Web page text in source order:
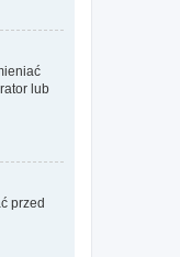
lub
przed